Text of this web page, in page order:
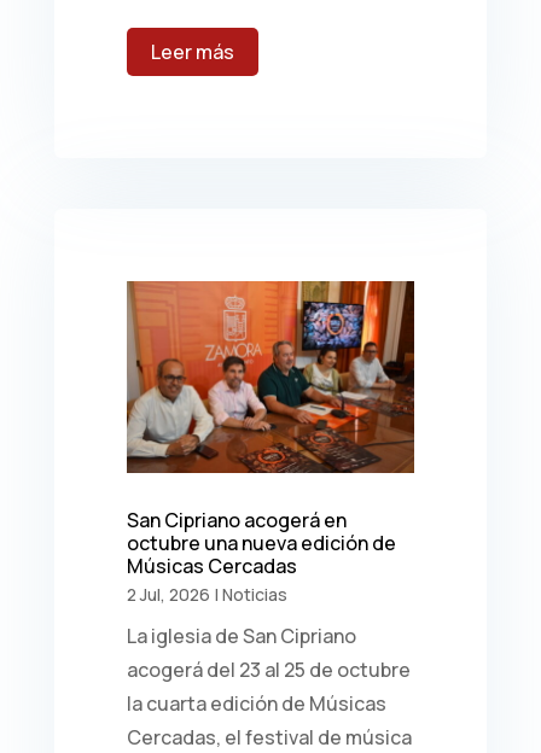
leer más
San Cipriano acogerá en
octubre una nueva edición de
Músicas Cercadas
2 Jul, 2026 | Noticias
La iglesia de San Cipriano
acogerá del 23 al 25 de octubre
la cuarta edición de Músicas
Cercadas, el festival de música